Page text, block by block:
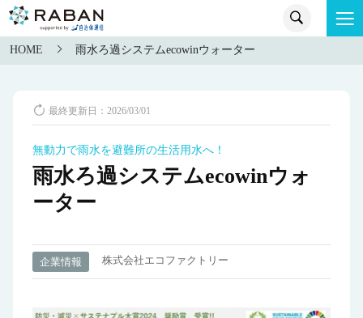
HOME 雨水ろ過システムecowinウォーター
最終更新日：2026/03/01
無動力で雨水を避難所の生活用水へ！
雨水ろ過システムecowinウォ
ーター
企業情報 株式会社エコファクトリー